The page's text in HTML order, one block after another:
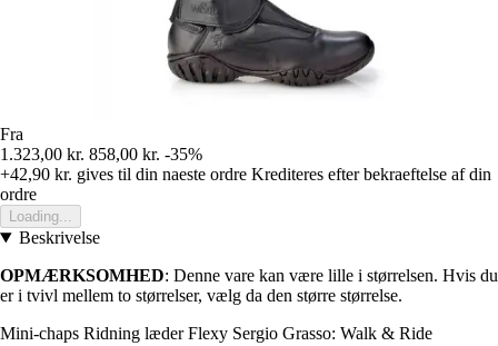
Fra
1.323,00 kr. 858,00 kr. -35%
+42,90 kr. gives til din naeste ordre Krediteres efter bekraeftelse af din
ordre
Loading...
Beskrivelse
OPMÆRKSOMHED: Denne vare kan være lille i størrelsen. Hvis du
er i tvivl mellem to størrelser, vælg da den større størrelse.
Mini-chaps Ridning læder Flexy Sergio Grasso: Walk & Ride